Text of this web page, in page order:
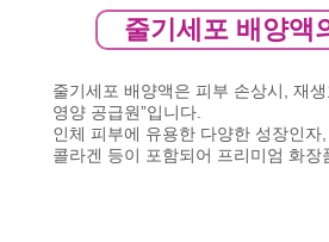
줄기세포 배양액
줄기세포 배양액은 피부 손상시, 재
영양 공급원”입니다.
인체 피부에 유용한 다양한 성장인자
콜라겐 등이 포함되어 프리미엄 화장